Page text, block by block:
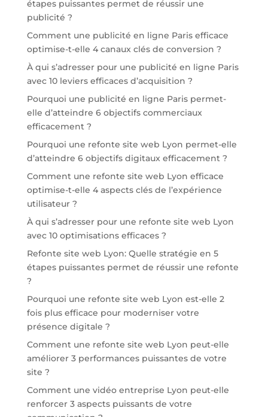
étapes puissantes permet de réussir une
publicité ?
Comment une publicité en ligne Paris efficace
optimise-t-elle 4 canaux clés de conversion ?
À qui s’adresser pour une publicité en ligne Paris
avec 10 leviers efficaces d’acquisition ?
Pourquoi une publicité en ligne Paris permet-
elle d’atteindre 6 objectifs commerciaux
efficacement ?
Pourquoi une refonte site web Lyon permet-elle
d’atteindre 6 objectifs digitaux efficacement ?
Comment une refonte site web Lyon efficace
optimise-t-elle 4 aspects clés de l’expérience
utilisateur ?
À qui s’adresser pour une refonte site web Lyon
avec 10 optimisations efficaces ?
Refonte site web Lyon: Quelle stratégie en 5
étapes puissantes permet de réussir une refonte
?
Pourquoi une refonte site web Lyon est-elle 2
fois plus efficace pour moderniser votre
présence digitale ?
Comment une refonte site web Lyon peut-elle
améliorer 3 performances puissantes de votre
site ?
Comment une vidéo entreprise Lyon peut-elle
renforcer 3 aspects puissants de votre